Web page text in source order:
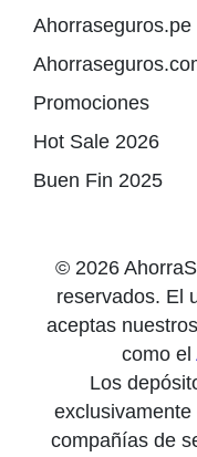
Ahorraseguros.pe
Promociones
Hot Sale 2026
Buen Fin 2025
© 2026
reservados. El
aceptas nuestros
como el
Los
compañías de